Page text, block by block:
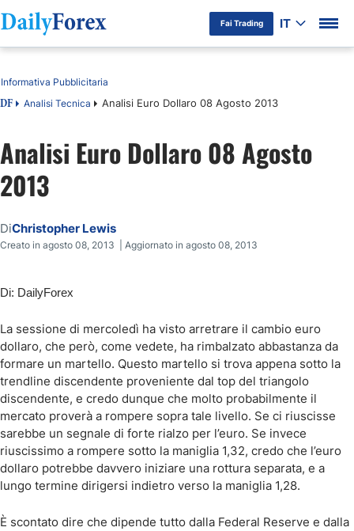
Fai Trading IT
Indice
DF Analisi Tecnica Analisi Euro Dollaro 08 Agosto 2013
Informativa Pubblicitaria
Analisi Euro Dollaro 08 Agosto
2013
DiChristopher Lewis
Creato in agosto 08, 2013 | Aggiornato in agosto 08, 2013
Di: DailyForex
La sessione di mercoledì ha visto arretrare il cambio euro
dollaro, che però, come vedete, ha rimbalzato abbastanza da
formare un martello. Questo martello si trova appena sotto la
trendline discendente proveniente dal top del triangolo
discendente, e credo dunque che molto probabilmente il
mercato proverà a rompere sopra tale livello. Se ci riuscisse
sarebbe un segnale di forte rialzo per l’euro. Se invece
riuscissimo a rompere sotto la maniglia 1,32, credo che l’euro
dollaro potrebbe davvero iniziare una rottura separata, e a
lungo termine dirigersi indietro verso la maniglia 1,28.
È scontato dire che dipende tutto dalla Federal Reserve e dalla